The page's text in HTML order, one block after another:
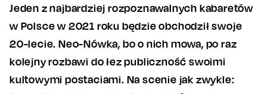
Jeden z najbardziej rozpoznawalnych kabaretów
w Polsce w 2021 roku będzie obchodził swoje
20-lecie. Neo-Nówka, bo o nich mowa, po raz
kolejny rozbawi do łez publiczność swoimi
kultowymi postaciami. Na scenie jak zwykle: